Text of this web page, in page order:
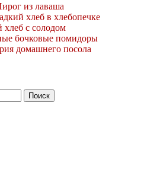
из лаваша
хлеб в хлебопечке
хлеб с солодом
бочковые помидоры
домашнего посола